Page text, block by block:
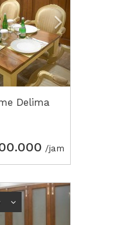
Delima
/jam
Next2